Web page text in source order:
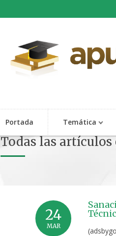
Portada Temática
Todas las
24
MAR